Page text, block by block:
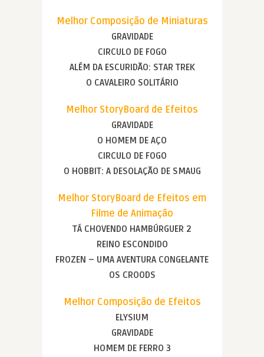
Melhor Composição de Miniaturas
GRAVIDADE
CIRCULO DE FOGO
ALÉM DA ESCURIDÃO: STAR TREK
O CAVALEIRO SOLITÁRIO
Melhor StoryBoard de Efeitos
GRAVIDADE
O HOMEM DE AÇO
CIRCULO DE FOGO
O HOBBIT: A DESOLAÇÃO DE SMAUG
Melhor StoryBoard de Efeitos em
Filme de Animação
TÁ CHOVENDO HAMBÚRGUER 2
REINO ESCONDIDO
FROZEN – UMA AVENTURA CONGELANTE
OS CROODS
Melhor Composição de Efeitos
ELYSIUM
GRAVIDADE
HOMEM DE FERRO 3